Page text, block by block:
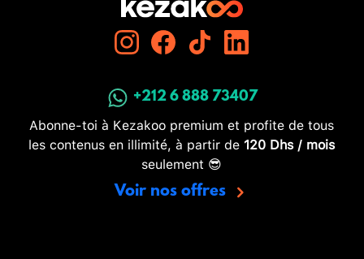
+212 6 888 73407
Abonne-toi à Kezakoo premium et profite de tous
les contenus en illimité, à partir de 120 Dhs / mois
seulement 😎
Voir nos offres